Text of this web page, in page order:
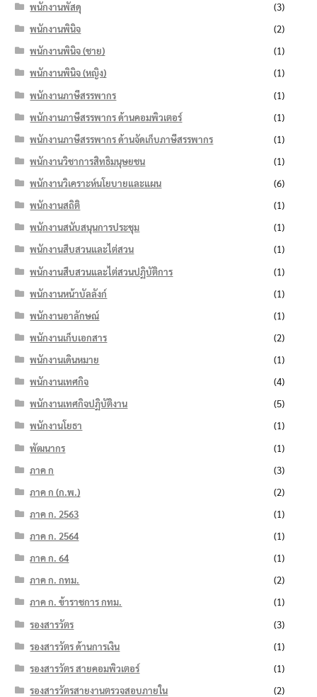
พนักงานพัสดุ
(3)
พนักงานพินิจ
(2)
พนักงานพินิจ (ชาย)
(1)
พนักงานพินิจ (หญิง)
(1)
พนักงานภาษีสรรพากร
(1)
พนักงานภาษีสรรพากร ด้านคอมพิวเตอร์
(1)
พนักงานภาษีสรรพากร ด้านจัดเก็บภาษีสรรพากร
(1)
พนักงานวิชาการสิทธิมนุษยชน
(1)
พนักงานวิเคราะห์นโยบายและแผน
(6)
พนักงานสถิติ
(1)
พนักงานสนับสนุนการประชุม
(1)
พนักงานสืบสวนและไต่สวน
(1)
พนักงานสืบสวนและไต่สวนปฏิบัติการ
(1)
พนักงานหน้าบัลลังก์
(1)
พนักงานอาลักษณ์
(1)
พนักงานเก็บเอกสาร
(2)
พนักงานเดินหมาย
(1)
พนักงานเทศกิจ
(4)
พนักงานเทศกิจปฏิบัติงาน
(5)
พนักงานโยธา
(1)
พัฒนากร
(1)
ภาค ก
(3)
ภาค ก (ก.พ.)
(2)
ภาค ก. 2563
(1)
ภาค ก. 2564
(1)
ภาค ก. 64
(1)
ภาค ก. กทม.
(2)
ภาค ก. ข้าราชการ กทม.
(1)
รองสารวัตร
(3)
รองสารวัตร ด้านการเงิน
(1)
รองสารวัตร สายคอมพิวเตอร์
(1)
รองสารวัตรสายงานตรวจสอบภายใน
(2)